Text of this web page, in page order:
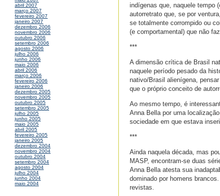
abril 2007
março 2007
fevereiro 2007
janeiro 2007
dezembro 2006
novembro 2006
outubro 2006
setembro 2006
agosto 2006
julho 2006
junho 2006
maio 2006
abril 2006
março 2006
fevereiro 2006
janeiro 2006
dezembro 2005
novembro 2005
outubro 2005
setembro 2005
julho 2005
junho 2005
maio 2005
abril 2005
fevereiro 2005
janeiro 2005
dezembro 2004
novembro 2004
outubro 2004
setembro 2004
agosto 2004
julho 2004
junho 2004
maio 2004
indígenas que, naquele tempo
autorretrato que, se por
se totalmente corrompido ou
(e comportamental) que não
***
A dimensão crítica de Brasil
naquele período pesado da
nativo/Brasil alienígena,
que o próprio conceito de
Ao mesmo tempo, é
Anna Bella por uma
sociedade em que estava
***
Ainda naquela década, mas
MASP, encontram-se duas
Anna Bella atesta sua
dominado por homens
revistas.